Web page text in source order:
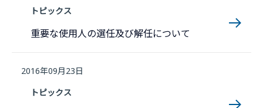
トピックス
重要な使用人の選任及び解任について
2016年09月23日
トピックス